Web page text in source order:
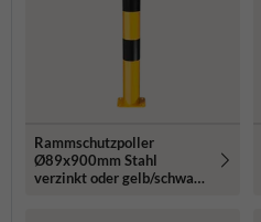
Rammschutzpoller
Ø89x900mm Stahl
verzinkt oder gelb/schwarz